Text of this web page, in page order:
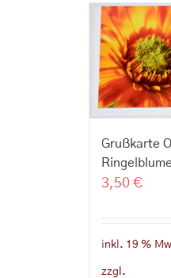
Grußkarte
3,50 €
inkl. 19 %
zzgl.